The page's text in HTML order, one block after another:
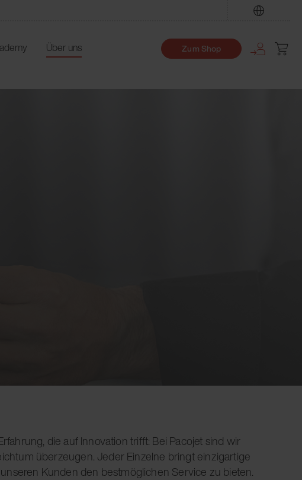
Über uns Zum Shop
die auf Innovation trifft: Bei Pacojet sind wir
überzeugen. Jeder Einzelne bringt einzigartige
Kunden den bestmöglichen Service zu bieten.